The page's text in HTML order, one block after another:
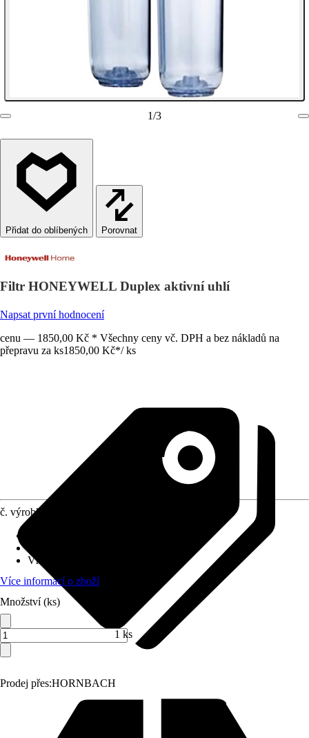
1/3
Porovnat
Filtr HONEYWELL Duplex aktivní uhlí
Napsat první hodnocení
cenu — 1850,00 Kč * Všechny ceny vč. DPH a bez nákladů na
přepravu za ks1850,00 Kč*/ ks
Prodej přes:HORNBACH
č. výrobku
Vhodné pro
Více informací o zboží
Množství (ks)
1 ks